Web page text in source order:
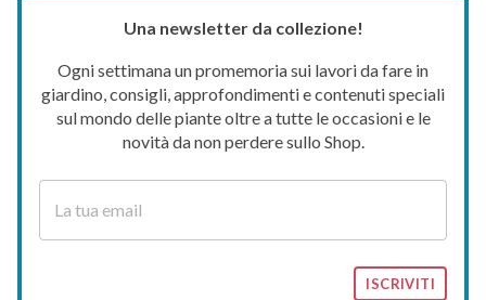
Una newsletter da collezione!
Ogni settimana un promemoria sui lavori da fare in
giardino, consigli, approfondimenti e contenuti speciali
sul mondo delle piante oltre a tutte le occasioni e le
novità da non perdere sullo Shop.
ISCRIVITI